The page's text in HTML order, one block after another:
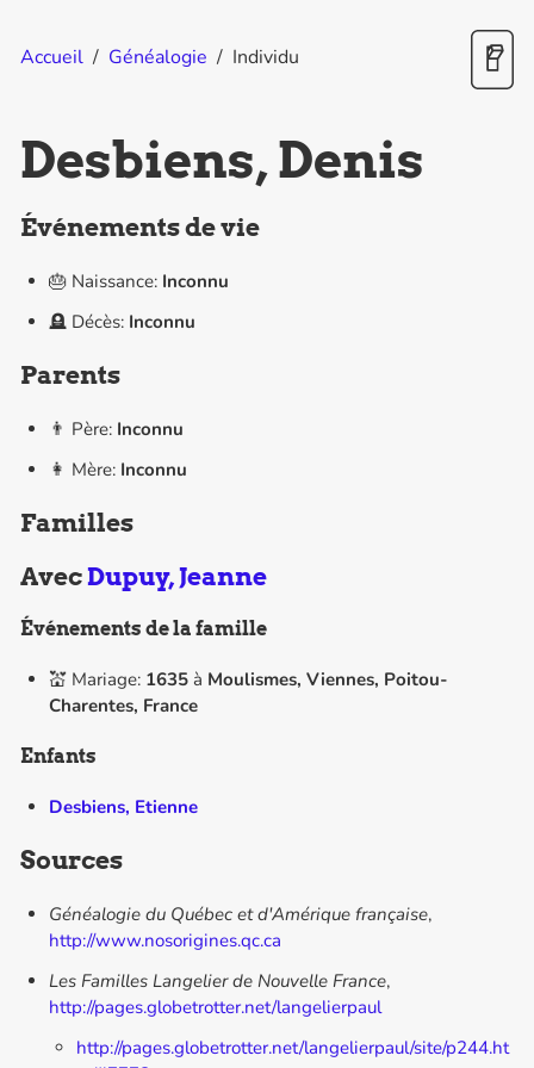
Accueil / Généalogie / Individu
Desbiens, Denis
Événements de vie
🎂 Naissance: Inconnu
🪦 Décès: Inconnu
Parents
👨 Père: Inconnu
👩 Mère: Inconnu
Familles
AvecDupuy, Jeanne
Événements de la famille
💒 Mariage: 1635à Moulismes, Viennes, Poitou-
Charentes, France
Enfants
Desbiens, Etienne
Sources
Généalogie du Québec et d'Amérique française,
http://www.nosorigines.qc.ca
Les Familles Langelier de Nouvelle France,
http://pages.globetrotter.net/langelierpaul
http://pages.globetrotter.net/langelierpaul/site/p244.ht